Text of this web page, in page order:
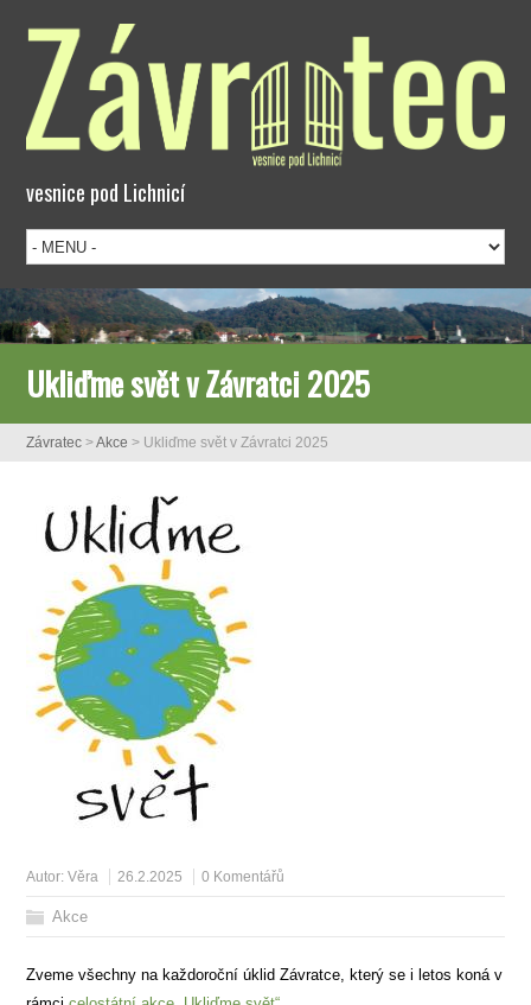
vesnice pod Lichnicí
Ukliďme svět v Závratci 2025
Závratec >Akce > Ukliďme svět v Závratci 2025
Autor:Věra 26.2.2025 0 Komentářů
Akce
Zveme všechny na každoroční úklid Závratce, který se i letos koná v